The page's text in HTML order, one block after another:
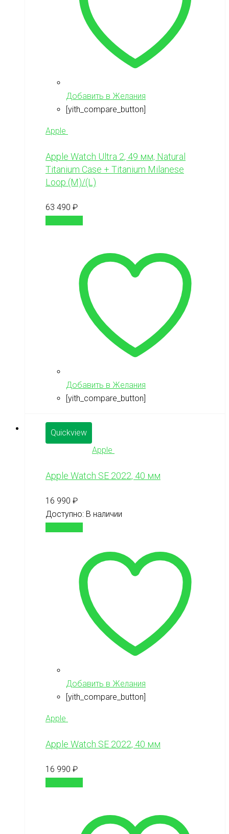
Добавить в Желания
[yith_compare_button]
Apple
Apple Watch Ultra 2, 49 мм, Natural
Titanium Case + Titanium Milanese
Loop (M)/(L)
63 490 ₽
Добавить в Желания
[yith_compare_button]
Quickview
Apple
Apple Watch SE 2022, 40 мм
16 990 ₽
Доступно: В наличии
Добавить в Желания
[yith_compare_button]
Apple
Apple Watch SE 2022, 40 мм
16 990 ₽